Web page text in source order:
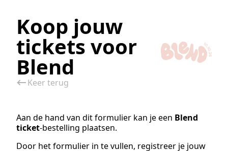
Koop jouw
tickets voor
Blend
Keer terug
Aan de hand van dit formulier kan je een Blend
ticket-bestelling plaatsen.
Door het formulier in te vullen, registreer je jouw